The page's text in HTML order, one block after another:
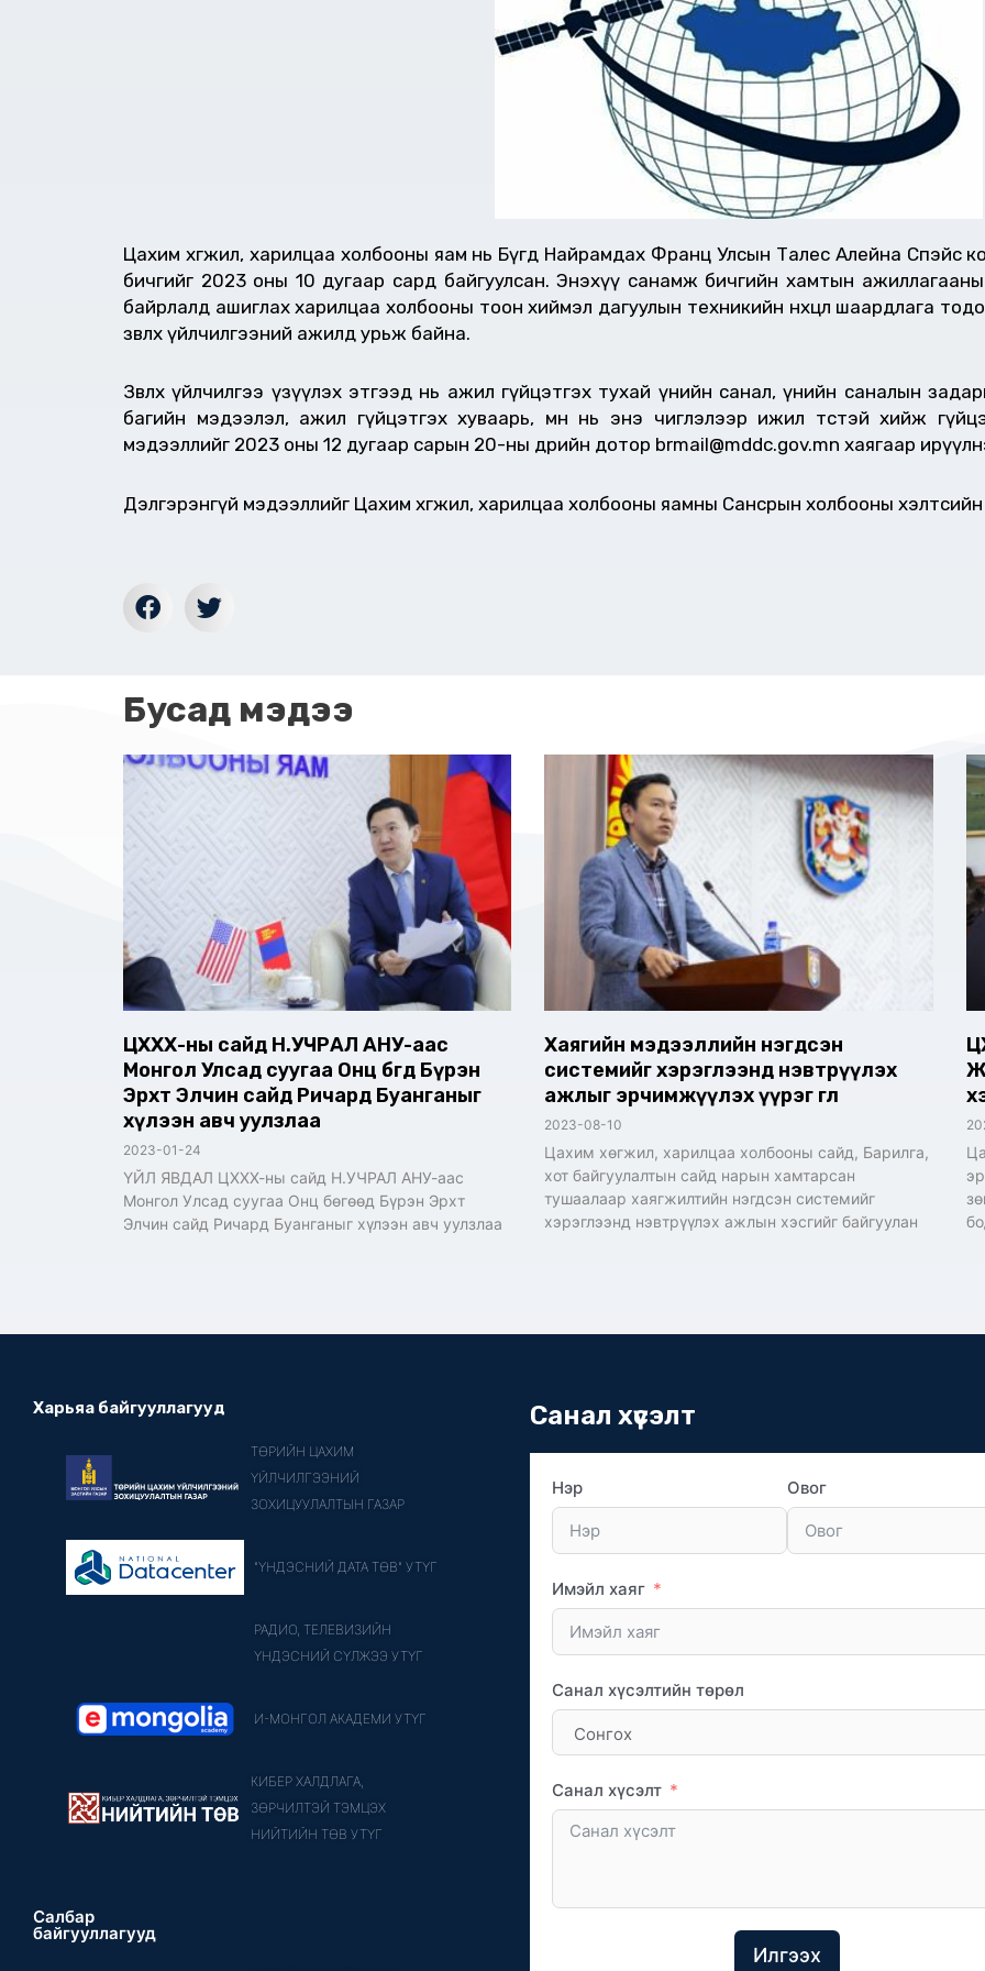
Цахим хөгжил, харилцаа холбооны яам нь Бүгд Найрамдах Франц Улсын Талес Алейна Спэйс
бичгийг 2023 оны 10 дугаар сард байгуулсан. Энэхүү санамж бичгийн хамтын
байрлалд ашиглах харилцаа холбооны тоон хиймэл дагуулын техникийн нөхцөл шаардлага
зөвлөх үйлчилгээний ажилд урьж байна.
Зөвлөх үйлчилгээ үзүүлэх этгээд нь ажил гүйцэтгэх тухай үнийн санал, үнийн саналын
багийн мэдээлэл, ажил гүйцэтгэх хуваарь, өмнө нь энэ чиглэлээр ижил төстэй хийж
мэдээллийг 2023 оны 12 дугаар сарын 20-ны өдрийн дотор brmail@mddc.gov.mn хаягаар
Дэлгэрэнгүй мэдээллийг Цахим хөгжил, харилцаа холбооны яамны Сансрын холбооны
Бусад мэдээ
ЦХХХ-ны сайд Н.УЧРАЛ АНУ-аас
Монгол Улсад суугаа Онц бөгөөд Бүрэн
Эрхт Элчин сайд Ричард Буанганыг
хүлээн авч уулзлаа
2023-01-24
ҮЙЛ ЯВДАЛ ЦХХХ-ны сайд Н.УЧРАЛ АНУ-аас
Монгол Улсад суугаа Онц бөгөөд Бүрэн Эрхт
Элчин сайд Ричард Буанганыг хүлээн авч уулзлаа
Хаягийн мэдээллийн нэгдсэн
системийг хэрэглээнд нэвтрүүлэх
ажлыг эрчимжүүлэх үүрэг өглөө
2023-08-10
Цахим хөгжил, харилцаа холбооны сайд, Барилга,
хот байгуулалтын сайд нарын хамтарсан
тушаалаар хаягжилтийн нэгдсэн системийг
хэрэглээнд нэвтрүүлэх ажлын хэсгийг байгуулан
Харьяа байгууллагууд
ТӨРИЙН ЦАХИМ
ҮЙЛЧИЛГЭЭНИЙ
ЗОХИЦУУЛАЛТЫН ГАЗАР
"ҮНДЭСНИЙ ДАТА ТӨВ" УТҮГ
РАДИО, ТЕЛЕВИЗИЙН
ҮНДЭСНИЙ СҮЛЖЭЭ УТҮГ
И-МОНГОЛ АКАДЕМИ УТҮГ
КИБЕР ХАЛДЛАГА,
ЗӨРЧИЛТЭЙ ТЭМЦЭХ
НИЙТИЙН ТӨВ УТҮГ
Салбар
байгууллагууд
Санал хүсэлт
Нэр Овог
Имэйл хаяг
Санал хүсэлтийн төрөл
Санал хүсэлт
Илгээх